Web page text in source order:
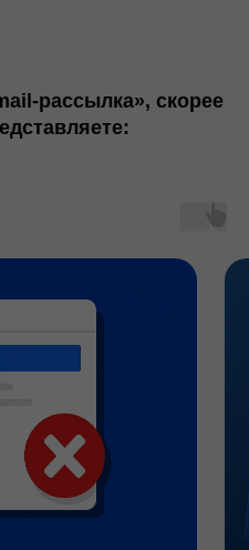
рассылка», скорее